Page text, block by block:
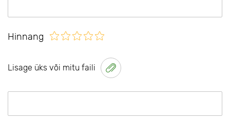
Hinnang
Lisage üks või mitu faili